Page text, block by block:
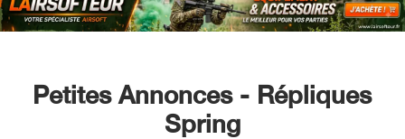
Petites Annonces - Répliques
Spring